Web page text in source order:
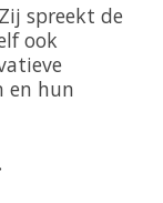
spreekt de
ook
en hun